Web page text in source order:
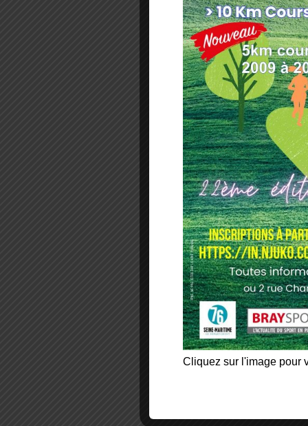
Cliquez sur l'image pour